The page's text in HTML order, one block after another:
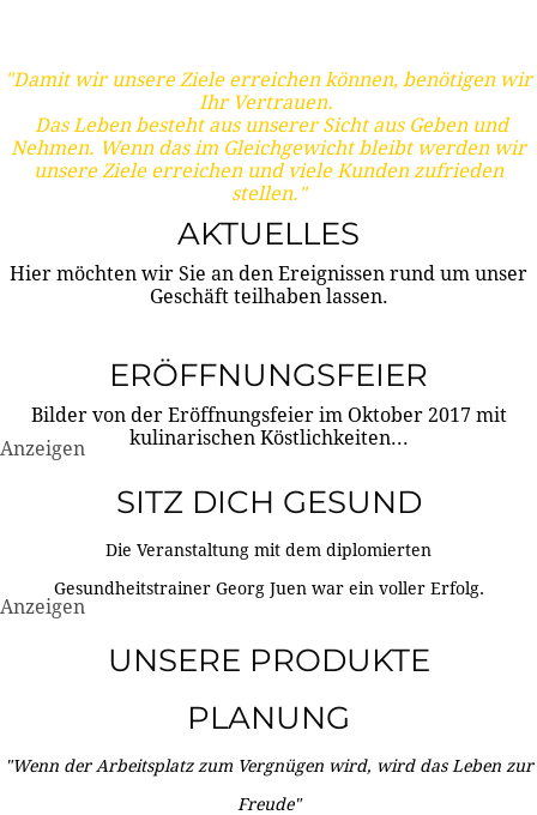
"Damit wir unsere Ziele erreichen können, benötigen wir
Ihr Vertrauen.
Das Leben besteht aus unserer Sicht aus Geben und
Nehmen. Wenn das im Gleichgewicht bleibt werden wir
unsere Ziele erreichen und viele Kunden zufrieden
stellen."
AKTUELLES
Hier möchten wir Sie an den Ereignissen rund um unser
Geschäft teilhaben lassen.
ERÖFFNUNGSFEIER
Bilder von der Eröffnungsfeier im Oktober 2017 mit
kulinarischen Köstlichkeiten...
Anzeigen
SITZ DICH GESUND
Die Veranstaltung mit dem diplomierten
Gesundheitstrainer Georg Juen war ein voller Erfolg.
Anzeigen
UNSERE PRODUKTE
PLANUNG
"Wenn der Arbeitsplatz zum Vergnügen wird, wird das Leben zur
Freude"